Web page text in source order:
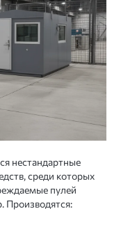
нестандартные
среди которых
пулей
Производятся: